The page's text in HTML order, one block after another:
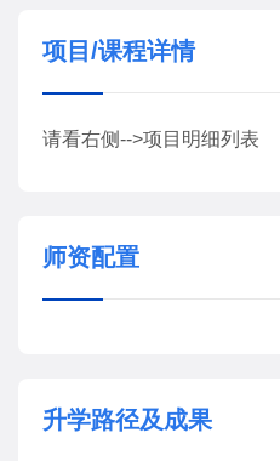
项目/课程详情
请看右侧-->项目明细列表
师资配置
升学路径及成果